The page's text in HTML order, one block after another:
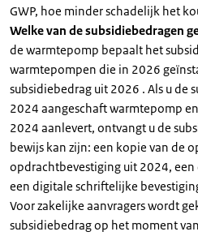
GWP, hoe minder schadelijk het
Welke van de subsidiebedragen
de warmtepomp bepaalt het
warmtepompen die in 2026
subsidiebedrag uit 2026 . Als u de
2024 aangeschaft warmtepomp
2024 aanlevert, ontvangt u de
bewijs kan zijn: een kopie van de
opdrachtbevestiging uit 2024,
een digitale schriftelijke
Voor zakelijke aanvragers wordt
subsidiebedrag op het moment